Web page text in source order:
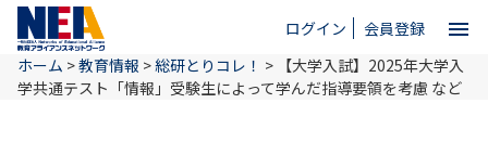
ログイン 会員登録 menu
close
ホーム >教育情報 >総研とりコレ！ > 【大学入試】2025年大学入
学共通テスト「情報」受験生によって学んだ指導要領を考慮 など